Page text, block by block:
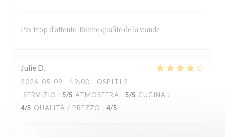
Pas trop d'attente. Bonne qualité de la viande
Julie D
2026-05-09 - 19:00 - OSPITI 2
SERVIZIO : 5/5 ATMOSFERA : 5/5 CUCINA :
4/5 QUALITÀ / PREZZO : 4/5